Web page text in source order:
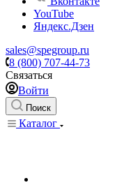
YouTube
Яндекс.Дзен
sales@spegroup.ru
8 (800) 707-44-73
Связаться
Войти
Поиск
Каталог